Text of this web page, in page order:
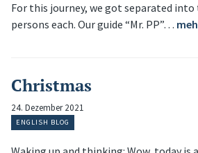
For this journey, we got separated
persons each. Our guide “Mr. PP”…
Christmas
24. Dezember 2021
ENGLISH BLOG